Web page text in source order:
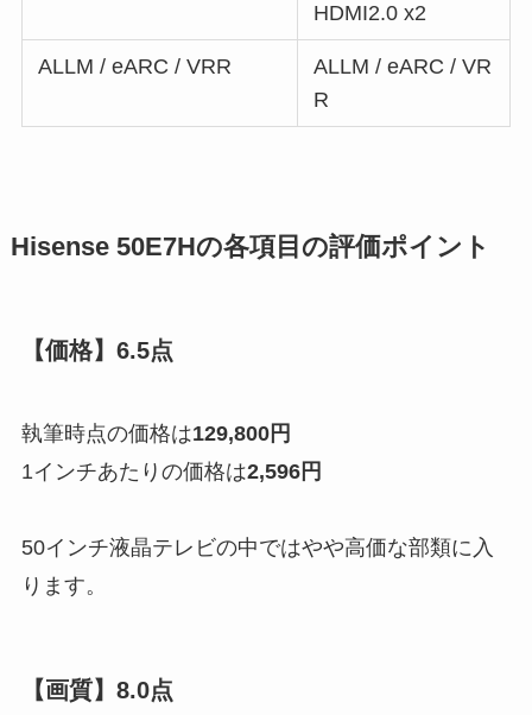
HDMI2.0 x2
ALLM / eARC / VRR
ALLM / eARC / VR
R
Hisense 50E7Hの各項目の評価ポイント
【価格】6.5点
執筆時点の価格は129,800円
1インチあたりの価格は2,596円
50インチ液晶テレビの中ではやや高価な部類に入
ります。
【画質】8.0点